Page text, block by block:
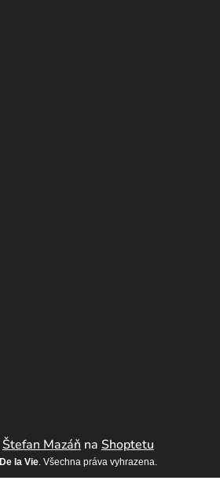
Štefan Mazáň na Shoptetu
De la Vie. Všechna práva vyhrazena.